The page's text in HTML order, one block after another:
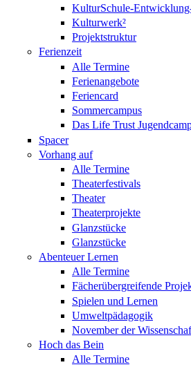
KulturSchule-
Kulturwerk²
Projektstruktur
Ferienzeit
Alle Termine
Ferienangebote
Feriencard
Sommercampus
Das Life Trust
Spacer
Vorhang auf
Alle Termine
Theaterfestivals
Theater
Theaterprojekte
Glanzstücke
Glanzstücke
Abenteuer Lernen
Alle Termine
Fächerübergreifende
Spielen und Lernen
Umweltpädagogik
November der
Hoch das Bein
Alle Termine